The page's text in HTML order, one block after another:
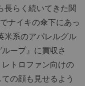
長らく続いてきた関
ナイキの傘下にあっ
米系のアパレルグル
ープ』に買収さ
トロファン向けの
の顔も見せるよう